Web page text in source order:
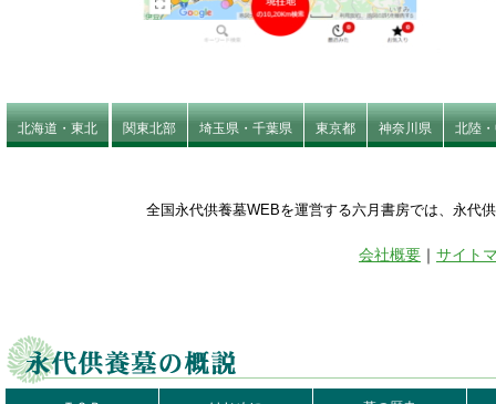
北海道・東北 関東北部 埼玉県・千葉県 東京都 神奈川県 北陸
全国永代供養墓WEBを運営する六月書房では、永代
会社概要 ｜ サイト